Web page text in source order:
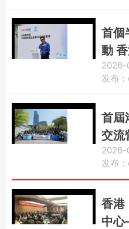
首個
動
2026-
发布
首屆
交流
行
2026-
发布
香港
中